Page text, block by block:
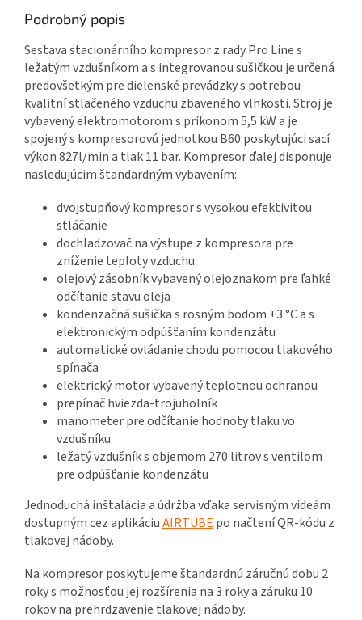
Podrobný popis
Sestava stacionárního kompresor z rady Pro Line s
ležatým vzdušníkom a s integrovanou sušičkou je určená
predovšetkým pre dielenské prevádzky s potrebou
kvalitní stlačeného vzduchu zbaveného vlhkosti. Stroj je
vybavený elektromotorom s príkonom 5,5 kW a je
spojený s kompresorovú jednotkou B60 poskytujúci sací
výkon 827l/min a tlak 11 bar. Kompresor ďalej disponuje
nasledujúcim štandardným vybavením:
dvojstupňový kompresor s vysokou efektivitou
stláčanie
dochladzovač na výstupe z kompresora pre
zníženie teploty vzduchu
olejový zásobník vybavený olejoznakom pre ľahké
odčítanie stavu oleja
kondenzačná sušička s rosným bodom +3 °C a s
elektronickým odpúšťaním kondenzátu
automatické ovládanie chodu pomocou tlakového
spínača
elektrický motor vybavený teplotnou ochranou
prepínač hviezda-trojuholník
manometer pre odčítanie hodnoty tlaku vo
vzdušníku
ležatý vzdušník s objemom 270 litrov s ventilom
pre odpúšťanie kondenzátu
Jednoduchá inštalácia a údržba vďaka servisným videám
dostupným cez aplikáciuAIRTUBE po načtení QR-kódu z
tlakovej nádoby.
Na kompresor poskytujeme štandardnú záručnú dobu 2
roky s možnosťou jej rozšírenia na 3 roky a záruku 10
rokov na prehrdzavenie tlakovej nádoby.